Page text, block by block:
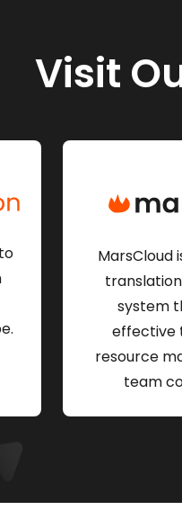
Visit
MarsCloud
system
effective
resource
team